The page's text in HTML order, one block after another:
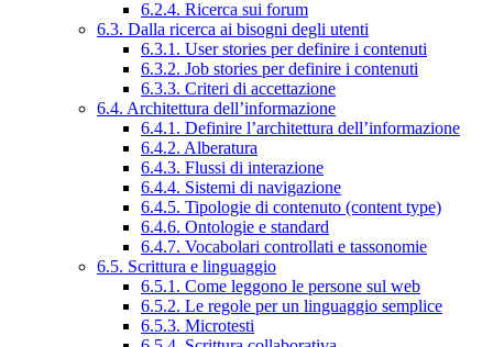
6.2.4. Ricerca sui forum
6.3. Dalla ricerca ai bisogni degli utenti
6.3.1. User stories per definire i contenuti
6.3.2. Job stories per definire i contenuti
6.3.3. Criteri di accettazione
6.4. Architettura dell’informazione
6.4.1. Definire l’architettura dell’informazione
6.4.2. Alberatura
6.4.3. Flussi di interazione
6.4.4. Sistemi di navigazione
6.4.5. Tipologie di contenuto (content type)
6.4.6. Ontologie e standard
6.4.7. Vocabolari controllati e tassonomie
6.5. Scrittura e linguaggio
6.5.1. Come leggono le persone sul web
6.5.2. Le regole per un linguaggio semplice
6.5.3. Microtesti